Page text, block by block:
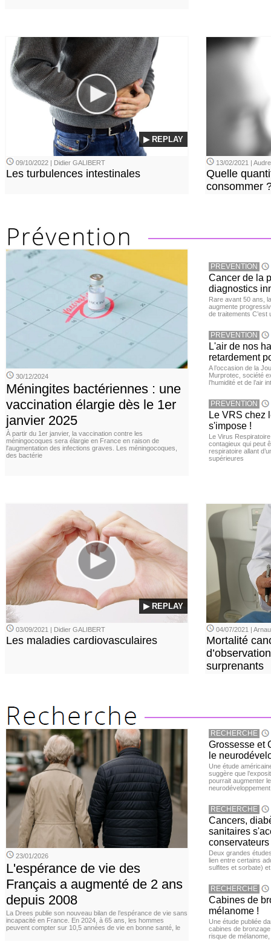
▶ REPLAY
09/10/2022 | Didier GALIBERT
Les turbulences intestinales
13/02/2021 |
Quelle
consommer
30/12/2024
Méningites bactériennes : une
vaccination élargie dès le 1er
janvier 2025
À partir du 1er janvier, la vaccination contre les
méningocoques sera élargie en France en raison de
l'augmentation des infections graves. Les méningocoques,
des bactérie
PREVENTION
Cancer de la
diagnostics
Rare avant 50 ans,
augmente
de traitements
PREVENTION
L'air de nos
retardement
A l’occasion de la
Murprotec, société
l’humidité et de l’air
PREVENTION
Le VRS chez
s'impose !
Le Virus
contagieux qui peut
respiratoire allant
supérieures
▶ REPLAY
03/09/2021 | Didier GALIBERT
Les maladies cardiovasculaires
04/07/2021 |
Mortalité
surprenants
23/01/2026
L'espérance de vie des
Français a augmenté de 2 ans
depuis 2008
La Drees publie son nouveau bilan de l’espérance de vie sans
incapacité en France. En 2024, à 65 ans, les hommes
peuvent compter sur 10,5 années de vie en bonne santé, le
RECHERCHE
Grossesse et
le
Une étude
suggère que
pourrait augmenter
neurodéveloppement
RECHERCHE
Cancers,
sanitaires
conservateurs
Deux grandes
lien entre certains
sulfites et sorbate)
RECHERCHE
Cabines de
mélanome !
Une étude publiée
cabines de
risque de